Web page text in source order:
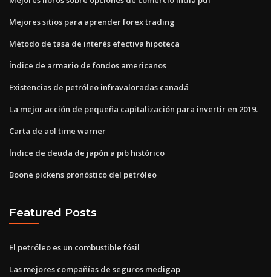
Mejores sitios para aprender forex trading
Método de tasa de interés efectiva hipoteca
Índice de armario de fondos americanos
Existencias de petróleo infravaloradas canadá
La mejor acción de pequeña capitalización para invertir en 2019.
Carta de aol time warner
Índice de deuda de japón a pib histórico
Boone pickens pronóstico del petróleo
Featured Posts
El petróleo es un combustible fósil
Las mejores compañías de seguros medigap